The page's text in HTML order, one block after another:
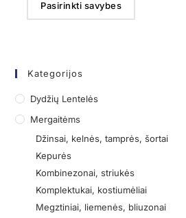
Pasirinkti savybes
Kategorijos
Dydžių Lentelės
Mergaitėms
Džinsai, kelnės, tamprės, šortai
Kepurės
Kombinezonai, striukės
Komplektukai, kostiumėliai
Megztiniai, liemenės, bliuzonai